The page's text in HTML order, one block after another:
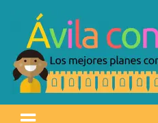
content
Ávila con niños